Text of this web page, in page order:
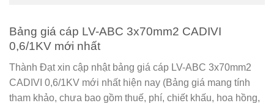
Bảng giá cáp LV-ABC 3x70mm2 CADIVI
0,6/1KV mới nhất
Thành Đạt xin cập nhật bảng giá cáp LV-ABC 3x70mm2
CADIVI 0,6/1KV mới nhất hiện nay (Bảng giá mang tính
tham khảo, chưa bao gồm thuế, phí, chiết khấu, hoa hồng,